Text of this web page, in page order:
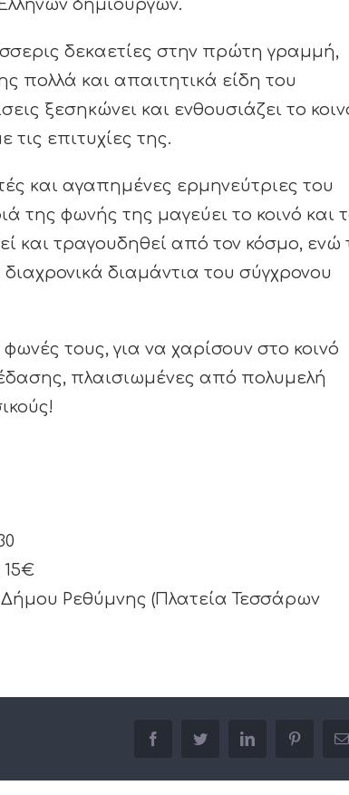
δημιουργών.
δεκαετίες στην πρώτη γραμμή,
πολλά και απαιτητικά είδη του
ξεσηκώνει και ενθουσιάζει το
τις επιτυχίες της.
και αγαπημένες ερμηνεύτριες του
της φωνής της μαγεύει το κοινό και
και τραγουδηθεί από τον κόσμο, ενώ
διαμάντια του σύγχρονου
τους, για να χαρίσουν στο κοινό
πλαισιωμένες από πολυμελή
15€
Ρεθύμνης (Πλατεία Τεσσάρων
facebooktwitter linkedin pinterest